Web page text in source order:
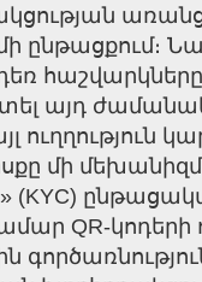
ընթացքում։
այդ
մի
QR-